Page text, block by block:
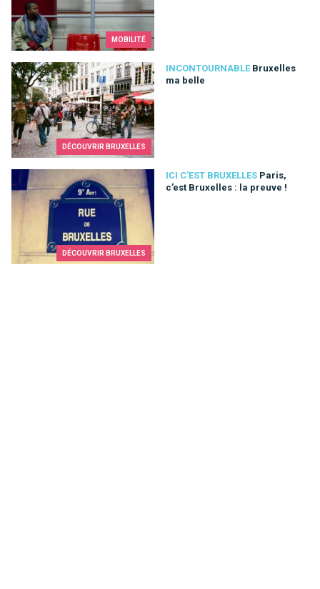
MOBILITÉ
DÉCOUVRIR BRUXELLES
INCONTOURNABLE Bruxelles
ma belle
Bruxelles ma belle
DÉCOUVRIR BRUXELLES
ICI C'EST BRUXELLES Paris,
c’est Bruxelles : la preuve !
Paris, c’est Bruxelles : la preuve !